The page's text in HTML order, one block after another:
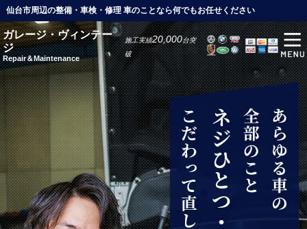
仙台市周辺の整備・車検・修理 車のことなら何でもお任せください
ガレージ・ヴィンテー
ジ
Repair＆Maintenance
施工実績20,000台突
破